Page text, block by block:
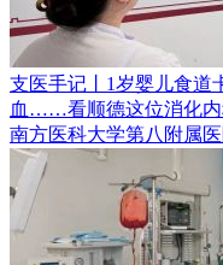
支医手记丨1岁婴儿食道
血……看顺德这位消化内
南方医科大学第八附属